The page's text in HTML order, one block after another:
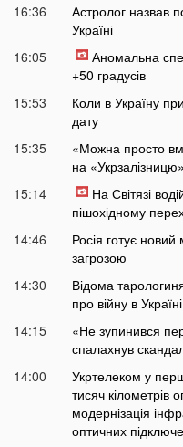
16:36
Астролог назвав
Україні
16:05
Аномальна
+50 градусів
15:53
Коли в Україну
дату
15:35
«Можна просто
на «Укрзалізницю»
15:14
На Світязі
пішохідному
14:46
Росія готує новий
загрозою
14:30
Відома
про війну в Україні
14:15
«Не зупинився
спалахнув
14:00
Укртелеком у
тисяч кілометрів
модернізація
оптичних